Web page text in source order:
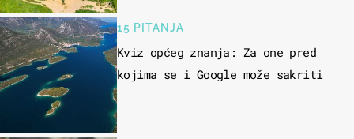
15 PITANJA
Kviz općeg znanja: Za one pred
kojima se i Google može sakriti